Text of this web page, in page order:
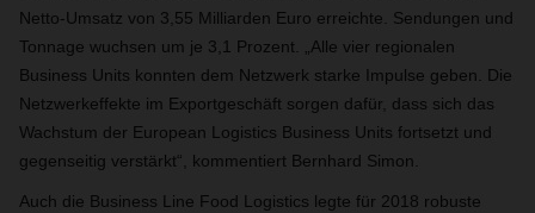
Netto-Umsatz von 3,55 Milliarden Euro erreichte. Sendungen und
Tonnage wuchsen um je 3,1 Prozent. „Alle vier regionalen
Business Units konnten dem Netzwerk starke Impulse geben. Die
Netzwerkeffekte im Exportgeschäft sorgen dafür, dass sich das
Wachstum der European Logistics Business Units fortsetzt und
gegenseitig verstärkt“, kommentiert Bernhard Simon.
Auch die Business Line Food Logistics legte für 2018 robuste